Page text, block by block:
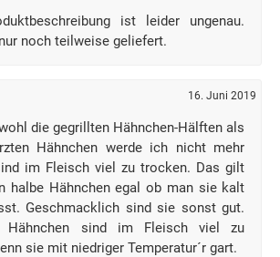
ist leider ungenau.
noch teilweise geliefert.
16. Juni 2019
die gegrillten Hähnchen-Hälften als
Hähnchen werde ich nicht mehr
im Fleisch viel zu trocken. Das gilt
halbe Hähnchen egal ob man sie kalt
Geschmacklich sind sie sonst gut.
Hähnchen sind im Fleisch viel zu
sie mit niedriger Temperatur´r gart.